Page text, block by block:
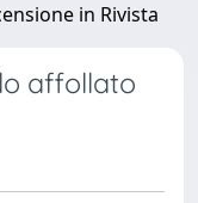
in Rivista
affollato